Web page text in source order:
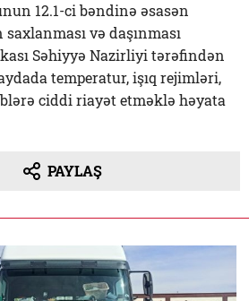
12.1-ci bəndinə əsasən
və daşınması
Səhiyyə Nazirliyi tərəfindən
temperatur, işıq rejimləri,
ciddi riayət etməklə həyata
PAYLAŞ